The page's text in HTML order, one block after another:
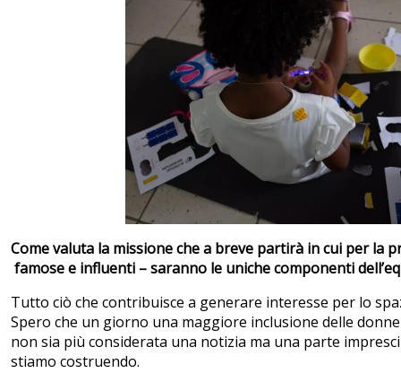
Come valuta la missione che a breve partirà in cui per la
famose e influenti – saranno le uniche componenti
Tutto ciò che contribuisce a generare interesse per lo
Spero che un giorno una maggiore inclusione delle
non sia più considerata una notizia ma una parte
stiamo costruendo.